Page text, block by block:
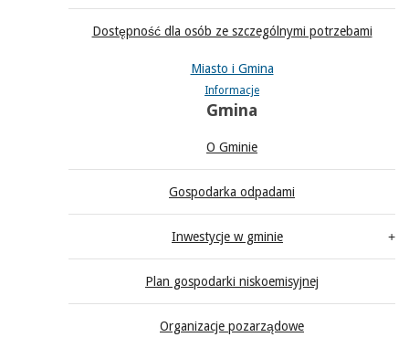
Dostępność dla osób ze szczególnymi potrzebami
Miasto i Gmina
Informacje
Gmina
O Gminie
Gospodarka odpadami
Inwestycje w gminie
Plan gospodarki niskoemisyjnej
Organizacje pozarządowe